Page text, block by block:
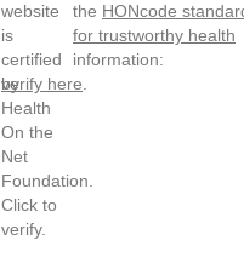
the HONcode
for trustworthy health
information:
verify here.